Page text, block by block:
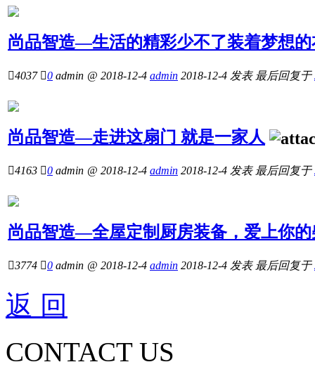
尚品智造—生活的精彩少不了装着梦想的
4037 0 admin @ 2018-12-4 admin 2018-12-4 发表 最后回复于
尚品智造—走进这扇门 就是一家人
4163 0 admin @ 2018-12-4 admin 2018-12-4 发表 最后回复于
尚品智造—全屋定制厨房装备，爱上你的
3774 0 admin @ 2018-12-4 admin 2018-12-4 发表 最后回复于
返 回
CONTACT US